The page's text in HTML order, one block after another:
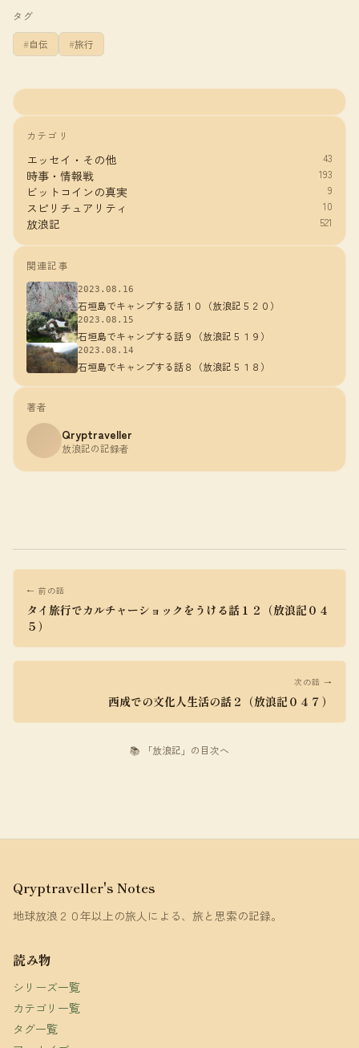
タグ
自伝 旅行
カテゴリ
エッセイ・その他 43
時事・情報戦 193
ビットコインの真実 9
スピリチュアリティ 10
放浪記 521
関連記事
2023.08.16
石垣島でキャンプする話１０（放浪記５２０）
2023.08.15
石垣島でキャンプする話９（放浪記５１９）
2023.08.14
石垣島でキャンプする話８（放浪記５１８）
著者
Qryptraveller
放浪記の記録者
← 前の話
タイ旅行でカルチャーショックをうける話１２（放浪記０４
５）
次の話 →
西成での文化人生活の話２（放浪記０４７）
📚 「放浪記」の目次へ
Qryptraveller's Notes
地球放浪２０年以上の旅人による、旅と思索の記録。
読み物
シリーズ一覧
カテゴリ一覧
タグ一覧